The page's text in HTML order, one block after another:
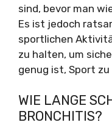
sind, bevor man
Es ist jedoch
sportlichen
zu halten, um
genug ist, Sport
WIE LANGE
BRONCHITIS?